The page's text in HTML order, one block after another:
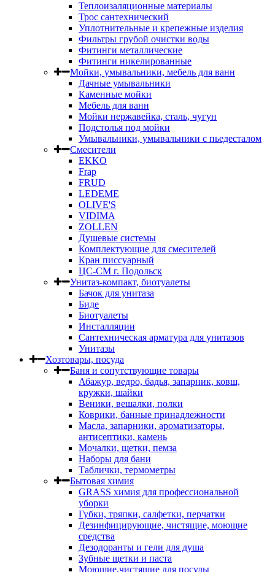
Теплоизаляционные материалы
Трос сантехнический
Уплотнительные и крепежные изделия
Фильтры грубой очистки воды
Фитинги металлические
Фитинги никелированные
Мойки, умывальники, мебель для ванн
Дачные умывальники
Каменные мойки
Мебель для ванн
Мойки нержавейка, сталь, чугун
Подстолья под мойки
Умывальники, умывальники с пьедесталом
Смесители
EKKO
Frap
FRUD
LEDEME
OLIVE'S
VIDIMA
ZOLLEN
Душевые системы
Комплектующие для смесителей
Кран писсуарный
ЦС-СМ г. Подольск
Унитаз-компакт, биотуалеты
Бачок для унитаза
Биде
Биотуалеты
Инсталляции
Сантехническая арматура для унитазов
Унитазы
Хозтовары, посуда
Баня и сопутствующие товары
Абажур, ведро, бадья, запарник, ковш,
кружки, шайки
Веники, вешалки, полки
Коврики, банные принадлежности
Масла, запарники, ароматизаторы,
антисептики, камень
Мочалки, щетки, пемза
Наборы для бани
Таблички, термометры
Бытовая химия
GRASS химия для профессиональной
уборки
Губки, тряпки, салфетки, перчатки
Дезинфицирующие, чистящие, моющие
средства
Дезодоранты и гели для душа
Зубные щетки и паста
Моющие,чистящие для посуды